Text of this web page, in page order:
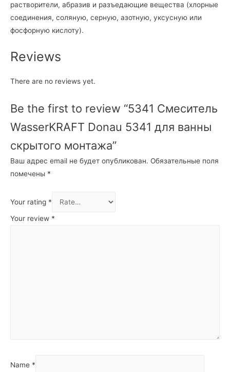
растворители, абразив и разъедающие вещества (хлорные
соединения, соляную, серную, азотную, уксусную или
фосфорную кислоту).
Reviews
There are no reviews yet.
Be the first to review “5341 Смеситель
WasserKRAFT Donau 5341 для ванны
скрытого монтажа”
Ваш адрес email не будет опубликован. Обязательные поля
помечены *
Your rating *
Your review *
Name *